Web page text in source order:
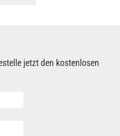
jetzt den kostenlosen